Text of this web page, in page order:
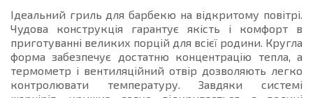
Ідеальний гриль для барбекю на відкритому повітрі.
Чудова конструкція гарантує якість і комфорт в
приготуванні великих порцій для всієї родини. Кругла
форма забезпечує достатню концентрацію тепла, а
термометр і вентиляційний отвір дозволяють легко
контролювати температуру. Завдяки системі